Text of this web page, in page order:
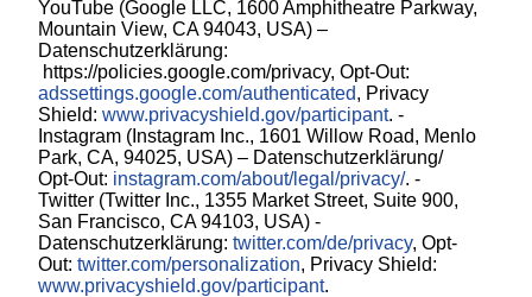
YouTube (Google LLC, 1600 Amphitheatre Parkway,
Mountain View, CA 94043, USA) –
Datenschutzerklärung:
https://policies.google.com/privacy, Opt-Out:
adssettings.google.com/authenticated, Privacy
Shield:www.privacyshield.gov/participant. -
Instagram (Instagram Inc., 1601 Willow Road, Menlo
Park, CA, 94025, USA) – Datenschutzerklärung/
Opt-Out: instagram.com/about/legal/privacy/. -
Twitter (Twitter Inc., 1355 Market Street, Suite 900,
San Francisco, CA 94103, USA) -
Datenschutzerklärung:twitter.com/de/privacy, Opt-
Out:twitter.com/personalization, Privacy Shield:
www.privacyshield.gov/participant.